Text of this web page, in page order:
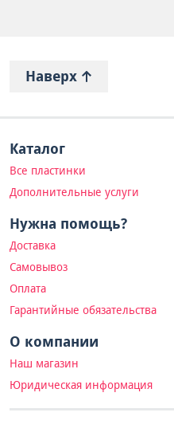
Наверх
Каталог
Все пластинки
Дополнительные услуги
Нужна помощь?
Доставка
Самовывоз
Оплата
Гарантийные обязательства
О компании
Наш магазин
Юридическая информация